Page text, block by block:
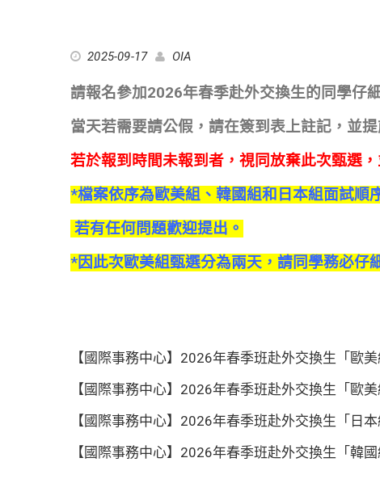
2025-09-17 OIA
請報名參加2026年春季赴外交換生的同學仔
當天若需要請公假，請在簽到表上註記，並提
若於報到時間未報到者，視同放棄此次甄選
*檔案依序為歐美組、韓國組和日本組面試順
若有任何問題歡迎提出。
*因此次歐美組甄選分為兩天 ，請同學務必仔
【國際事務中心】2026年春季班赴外交換生「歐
【國際事務中心】2026年春季班赴外交換生「歐
【國際事務中心】2026年春季班赴外交換生「日
【國際事務中心】2026年春季班赴外交換生「韓